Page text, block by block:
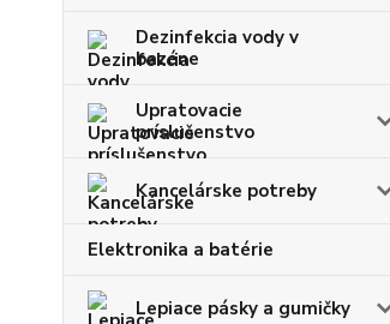
Dezinfekcia vody v
bazéne
Upratovacie
príslušenstvo
Kancelárske potreby
Elektronika a batérie
Lepiace pásky a gumičky